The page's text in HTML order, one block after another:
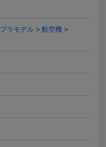
ート
送料無料
プラモデル
航空機